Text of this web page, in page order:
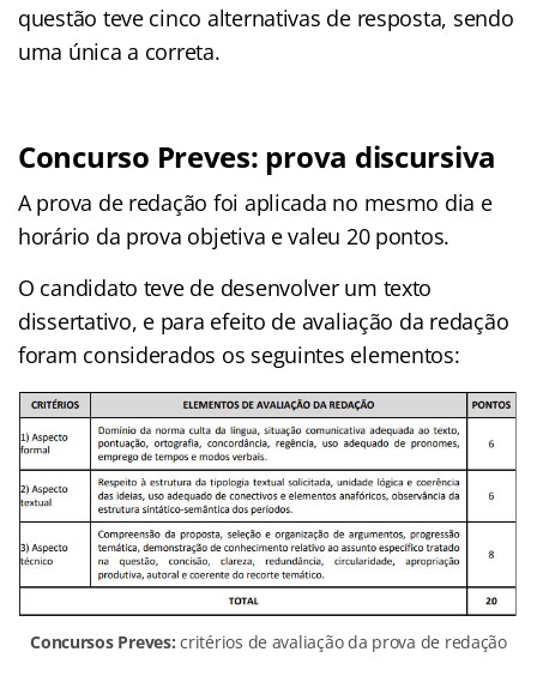
questão teve cinco alternativas de resposta, sendo
uma única a correta.
Concurso Preves: prova discursiva
A prova de redação foi aplicada no mesmo dia e
horário da prova objetiva e valeu 20 pontos.
O candidato teve de desenvolver um texto
dissertativo, e para efeito de avaliação da redação
foram considerados os seguintes elementos:
Concursos Preves: critérios de avaliação da prova de redação